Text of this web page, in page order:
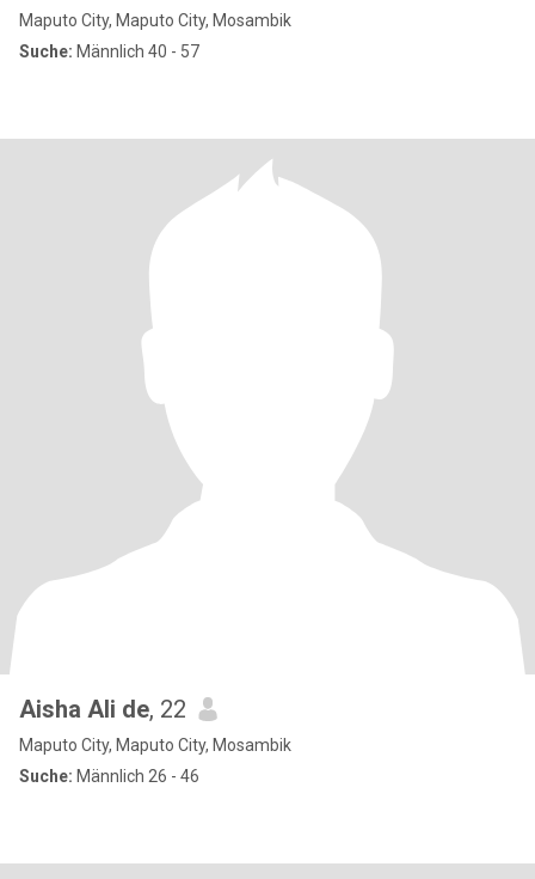
Maputo City, Maputo City, Mosambik
Suche: Männlich 40 - 57
Aisha Ali de, 22
Maputo City, Maputo City, Mosambik
Suche: Männlich 26 - 46